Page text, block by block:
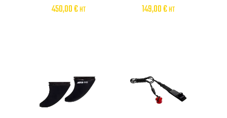
450,00€HT 149,00€HT